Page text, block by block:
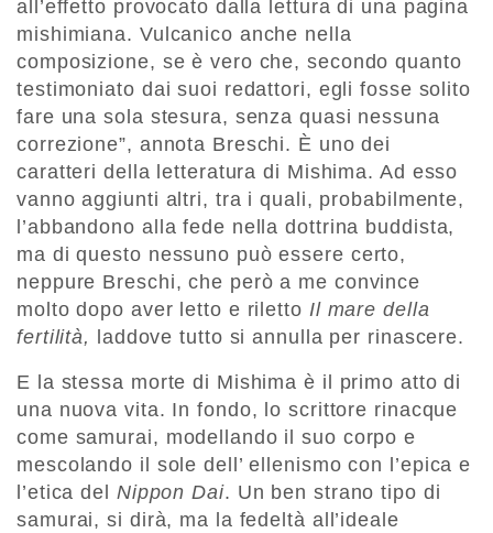
all’effetto provocato dalla lettura di una pagina
mishimiana. Vulcanico anche nella
composizione, se è vero che, secondo quanto
testimoniato dai suoi redattori, egli fosse solito
fare una sola stesura, senza quasi nessuna
correzione”, annota Breschi. È uno dei
caratteri della letteratura di Mishima. Ad esso
vanno aggiunti altri, tra i quali, probabilmente,
l’abbandono alla fede nella dottrina buddista,
ma di questo nessuno può essere certo,
neppure Breschi, che però a me convince
molto dopo aver letto e riletto Il mare della
fertilità,
laddove tutto si annulla per rinascere.
E la stessa morte di Mishima è il primo atto di
una nuova vita. In fondo, lo scrittore rinacque
come samurai, modellando il suo corpo e
mescolando il sole dell’ ellenismo con l’epica e
l’etica del Nippon Dai. Un ben strano tipo di
samurai, si dirà, ma la fedeltà all’ideale